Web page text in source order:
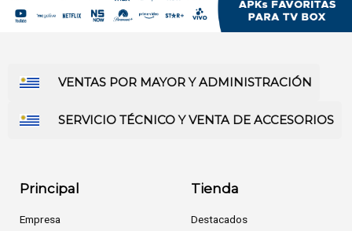
VENTAS POR MAYOR Y ADMINISTRACIÓN
SERVICIO TÉCNICO Y VENTA DE ACCESORIOS
Principal
Empresa
Tienda
Destacados